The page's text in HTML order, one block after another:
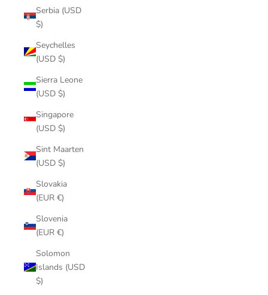
Serbia (USD
$)
Seychelles
(USD $)
Sierra Leone
(USD $)
Singapore
(USD $)
Sint Maarten
(USD $)
Slovakia
(EUR €)
Slovenia
(EUR €)
Solomon
Islands (USD
$)